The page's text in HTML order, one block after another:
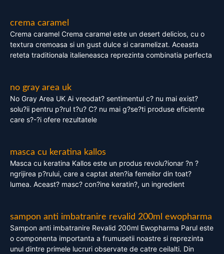
crema caramel
Crema caramel Crema caramel este un desert delicios, cu o
textura cremoasa si un gust dulce si caramelizat. Aceasta
reteta traditionala italieneasca reprezinta combinatia perfecta
no gray area uk
No Gray Area UK Ai vreodat? sentimentul c? nu mai exist?
solu?ii pentru p?rul t?u? C? nu mai g?se?ti produse eficiente
care s?-?i ofere rezultatele
masca cu keratina kallos
Masca cu keratina Kallos este un produs revolu?ionar ?n ?
ngrijirea p?rului, care a captat aten?ia femeilor din toat?
lumea. Aceast? masc? con?ine keratin?, un ingredient
sampon anti imbatranire revalid 200ml ewopharma
Sampon anti imbatranire Revalid 200ml Ewopharma Parul este
o componenta importanta a frumusetii noastre si reprezinta
unul dintre primele lucruri observate de catre ceilalti. Din